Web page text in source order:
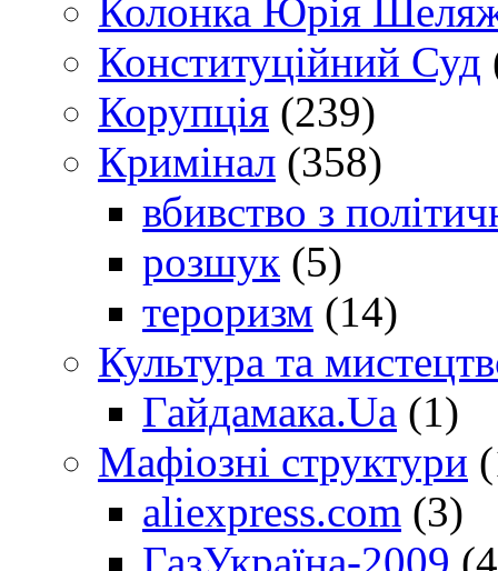
Колонка Юрія
Конституційний Суд
Корупція (239)
Кримінал (358)
вбивство з
розшук (5)
тероризм (14)
Культура та
Гайдамака.Ua (1)
Мафіозні структури
aliexpress.com (3)
ГазУкраїна-2009